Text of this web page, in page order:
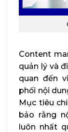
Content
quản lý và
quan đến
phối nội
Mục tiêu
bảo rằng
luôn nhất